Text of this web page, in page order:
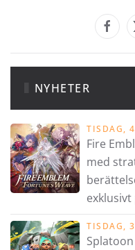
NYHETER
TISDAG,
Fire
med
TISDAG,